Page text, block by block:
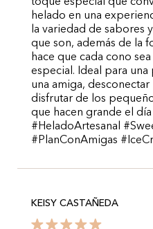
helado en una
la variedad de sabores
que son, además de la
hace que cada cono sea
especial. Ideal para una
una amiga, desconectar
disfrutar de los
que hacen grande el
#HeladoArtesanal
#PlanConAmigas
KEISY CASTAÑEDA